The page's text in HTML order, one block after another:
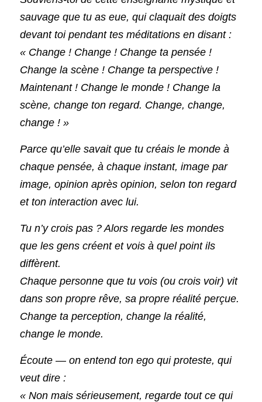
sauvage que tu as eue, qui claquait des doigts
devant toi pendant tes méditations en disant :
« Change ! Change ! Change ta pensée !
Change la scène ! Change ta perspective !
Maintenant ! Change le monde ! Change la
scène, change ton regard. Change, change,
change ! »
Parce qu’elle savait que tu créais le monde à
chaque pensée, à chaque instant, image par
image, opinion après opinion, selon ton regard
et ton interaction avec lui.
Tu n’y crois pas ? Alors regarde les mondes
que les gens créent et vois à quel point ils
diffèrent.
Chaque personne que tu vois (ou crois voir) vit
dans son propre rêve, sa propre réalité perçue.
Change ta perception, change la réalité,
change le monde.
Écoute — on entend ton ego qui proteste, qui
veut dire :
« Non mais sérieusement, regarde tout ce qui